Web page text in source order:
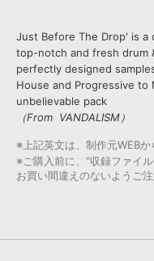
Just Before The Drop' is a
top-notch and fresh drum
perfectly designed
House and Progressive to
unbelievable pack
（From VANDALISM）
※上記英文は、制作元WEBか
※ご購入前に、"収録ファイ
お買い間違えのないようご注